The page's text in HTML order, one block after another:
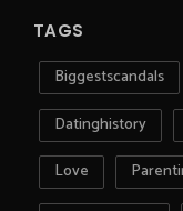
TAGS
Biggestscandals
Datinghistory
Love